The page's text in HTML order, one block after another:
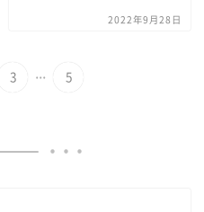
2022年9月28日
3 5